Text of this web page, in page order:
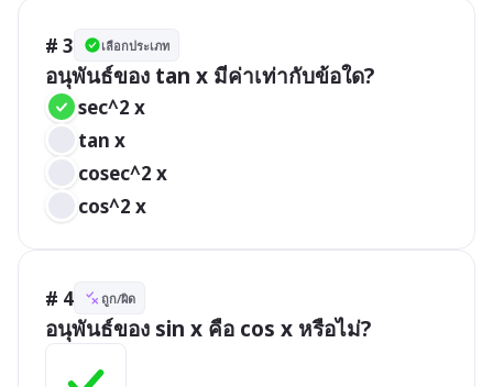
# 3 เลือกประเภท
อนุพันธ์ของ tan x มีค่าเท่ากับข้อใด?
sec^2 x
tan x
cosec^2 x
cos^2 x
# 4 ถูก/ผิด
อนุพันธ์ของ sin x คือ cos x หรือไม่?